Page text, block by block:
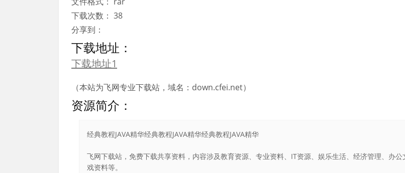
下载次数： 38
分享到：
下载地址：
下载地址1
（本站为飞网专业下载站，域名：down.cfei.net）
资源简介：
经典教程JAVA精华经典教程JAVA精华经典教程JAVA精华
飞网下载站，免费下载共享资料，内容涉及教育资源、专业资料、IT资源、娱乐生活、经济管理、办公
戏资料等。